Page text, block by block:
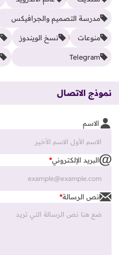
مدرسة التصميم والجرافيكس
منوعات نسخ الويندوز
Telegram
نموذج الاتصال
الاسم
البريد الإلكتروني*
نص الرسالة*